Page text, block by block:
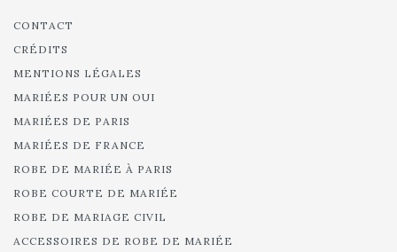
CONTACT
CRÉDITS
MENTIONS LÉGALES
MARIÉES POUR UN OUI
MARIÉES DE PARIS
MARIÉES DE FRANCE
ROBE DE MARIÉE À PARIS
ROBE COURTE DE MARIÉE
ROBE DE MARIAGE CIVIL
ACCESSOIRES DE ROBE DE MARIÉE